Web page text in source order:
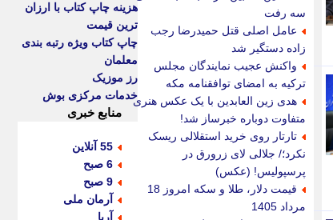
سه رفت
عامل اصلی قتل حمیدرضا رجب
زاده دستگیر شد
واکنش عجیب نمایندگان مجلس
ترکیه به امضای توافقنامه مکه
هدی زین العابدین با یک عکس هنری
متفاوت دوباره خبرساز شد!
تارتار روی خرید استقلالی ریسک
نکرد؛/ جلالی لای زرورق در
پرسپولیس! (عکس)
قیمت دلار، طلا و سکه امروز 18
مرداد 1405
هزینه چاپ کتاب با ارزان
ترین قیمت
چاپ کتاب ویژه رتبه بندی
معلمان
رز موزیک
خدمات مرکزی بوش
منابع خبری
55 آنلاین
6 صبح
9 صبح
آرمان ملی
آریا